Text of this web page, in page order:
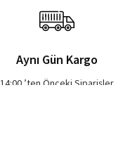
Aynı Gün Kargo
14:00 ’ten Önceki Siparişler